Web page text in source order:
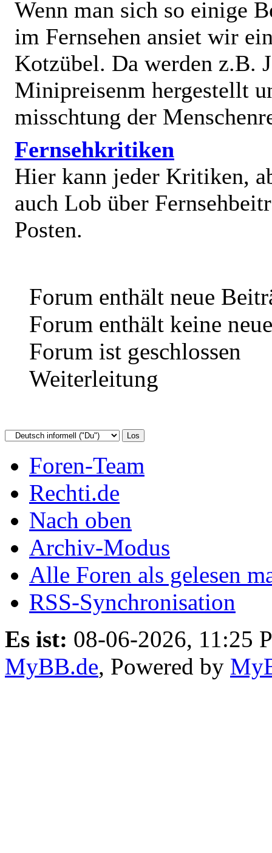
Wenn man sich so einige
im Fernsehen ansiet wir
Kotzübel. Da werden z.B.
Minipreisenm hergestellt
misschtung der
Fernsehkritiken
Hier kann jeder Kritiken,
auch Lob über
Posten.
Forum enthält neue
Forum enthält keine
Forum ist geschlossen
Weiterleitung
Foren-Team
Rechti.de
Nach oben
Archiv-Modus
Alle Foren als gelesen
RSS-Synchronisation
Es ist: 08-06-2026, 11:25
MyBB.de, Powered by